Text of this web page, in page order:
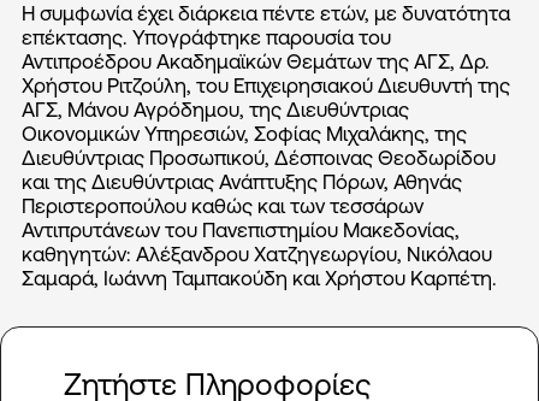
Η συμφωνία έχει διάρκεια πέντε ετών, με δυνατότητα
επέκτασης. Υπογράφτηκε παρουσία του
Αντιπροέδρου Ακαδημαϊκών Θεμάτων της ΑΓΣ, Δρ.
Χρήστου Ριτζούλη, του Επιχειρησιακού Διευθυντή της
ΑΓΣ, Μάνου Αγρόδημου, της Διευθύντριας
Οικονομικών Υπηρεσιών, Σοφίας Μιχαλάκης, της
Διευθύντριας Προσωπικού, Δέσποινας Θεοδωρίδου
και της Διευθύντριας Ανάπτυξης Πόρων, Αθηνάς
Περιστεροπούλου καθώς και των τεσσάρων
Αντιπρυτάνεων του Πανεπιστημίου Μακεδονίας,
καθηγητών: Αλέξανδρου Χατζηγεωργίου, Νικόλαου
Σαμαρά, Ιωάννη Ταμπακούδη και Χρήστου Καρπέτη.
Ζητήστε Πληροφορίες